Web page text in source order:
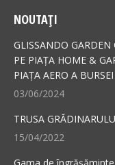
opens
in
new
window
opens
in
new
window
NOUTAȚI
GLISSANDO GARDEN
PE PIAȚA HOME &
PIAȚA AERO A BURSEI
03/06/2024
TRUSA
15/04/2022